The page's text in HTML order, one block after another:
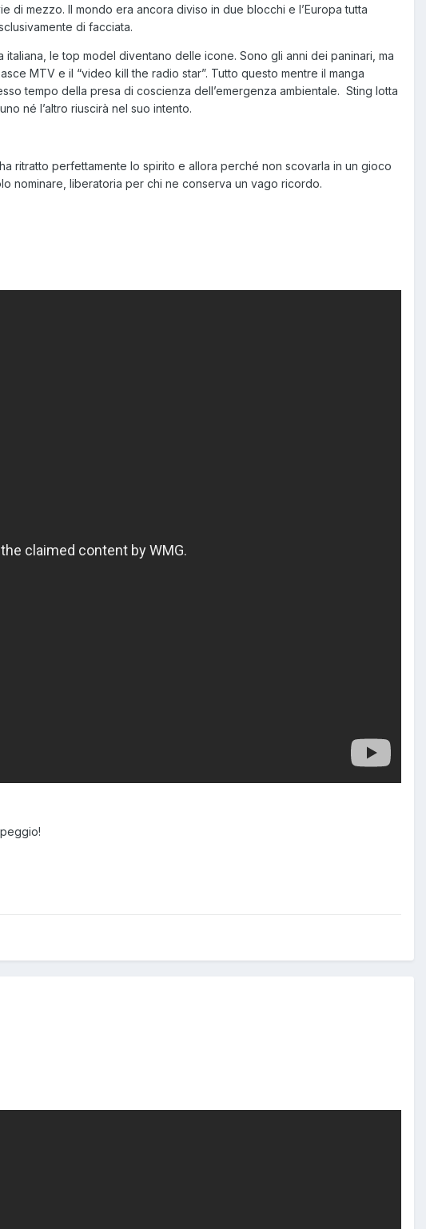
mezzo. Il mondo era ancora diviso in due blocchi e l’Europa tutta
di facciata.
le top model diventano delle icone. Sono gli anni dei paninari, ma
MTV e il “video kill the radio star”. Tutto questo mentre il manga
tempo della presa di coscienza dell’emergenza ambientale. Sting lotta
né l’altro riuscirà nel suo intento.
ritratto perfettamente lo spirito e allora perché non scovarla in un gioco
nominare, liberatoria per chi ne conserva un vago ricordo.